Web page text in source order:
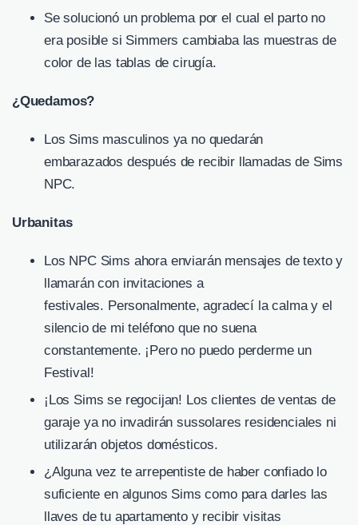
Se solucionó un problema por el cual el parto no
era posible si Simmers cambiaba las muestras de
color de las tablas de cirugía.
¿Quedamos?
Los Sims masculinos ya no quedarán
embarazados después de recibir llamadas de Sims
NPC.
Urbanitas
Los NPC Sims ahora enviarán mensajes de texto y
llamarán con invitaciones a
festivales. Personalmente, agradecí la calma y el
silencio de mi teléfono que no suena
constantemente. ¡Pero no puedo perderme un
Festival!
¡Los Sims se regocijan! Los clientes de ventas de
garaje ya no invadirán sussolares residenciales ni
utilizarán objetos domésticos.
¿Alguna vez te arrepentiste de haber confiado lo
suficiente en algunos Sims como para darles las
llaves de tu apartamento y recibir visitas